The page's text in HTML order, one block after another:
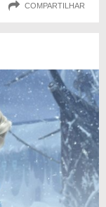
COMPARTILHAR